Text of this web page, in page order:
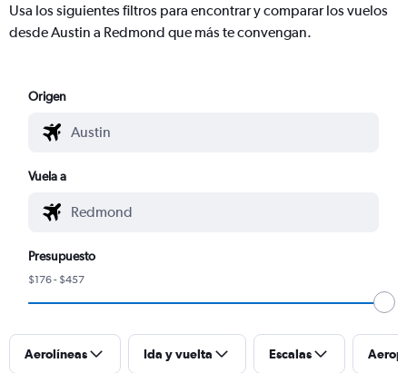
Usa los siguientes filtros para encontrar y comparar los vuelos
desde Austin a Redmond que más te convengan.
Origen
Vuela a
Presupuesto
$176 - $457
Aerolíneas Ida y vuelta Escalas